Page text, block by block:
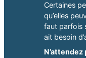
Certaines
qu’elles
faut parfois
ait besoin